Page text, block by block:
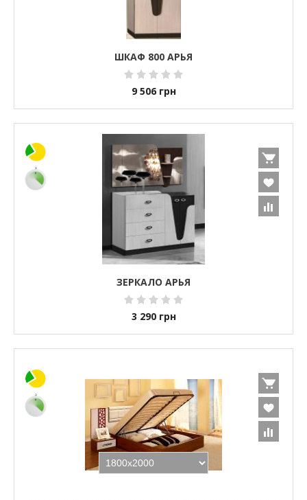
ШКАФ 800 АРЬЯ
9 506 грн
ЗЕРКАЛО АРЬЯ
3 290 грн